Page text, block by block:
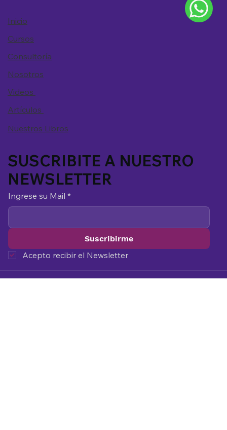
Inicio
Cursos
Consultoría
Nosotros
Videos
Artículos
Nuestros Libros
SUSCRIBITE A NUESTRO
NEWSLETTER
Ingrese su Mail *
Suscribirme
Acepto recibir el Newsletter